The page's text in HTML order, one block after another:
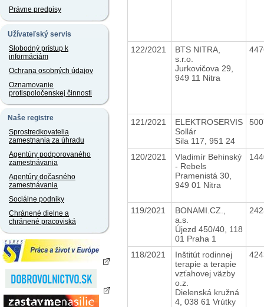
Právne predpisy
Užívateľský servis
Slobodný prístup k
informáciám
Ochrana osobných údajov
Oznamovanie
protispoločenskej činnosti
Naše registre
Sprostredkovatelia
zamestnania za úhradu
Agentúry podporovaného
zamestnávania
Agentúry dočasného
zamestnávania
Sociálne podniky
Chránené dielne a
chránené pracoviská
122/2021
BTS NITRA,
s.r.o.
Jurkovičova 29,
949 11 Nitra
121/2021
ELEKTROSERVIS
Sollár
Sila 117, 951 24
120/2021
Vladimír Behinský
- Rebels
Pramenistá 30,
949 01 Nitra
119/2021
BONAMI.CZ.,
a.s.
Újezd 450/40, 118
01 Praha 1
118/2021
Inštitút rodinnej
terapie a terapie
vzťahovej väzby
o.z.
Dielenská kružná
4, 038 61 Vrútky